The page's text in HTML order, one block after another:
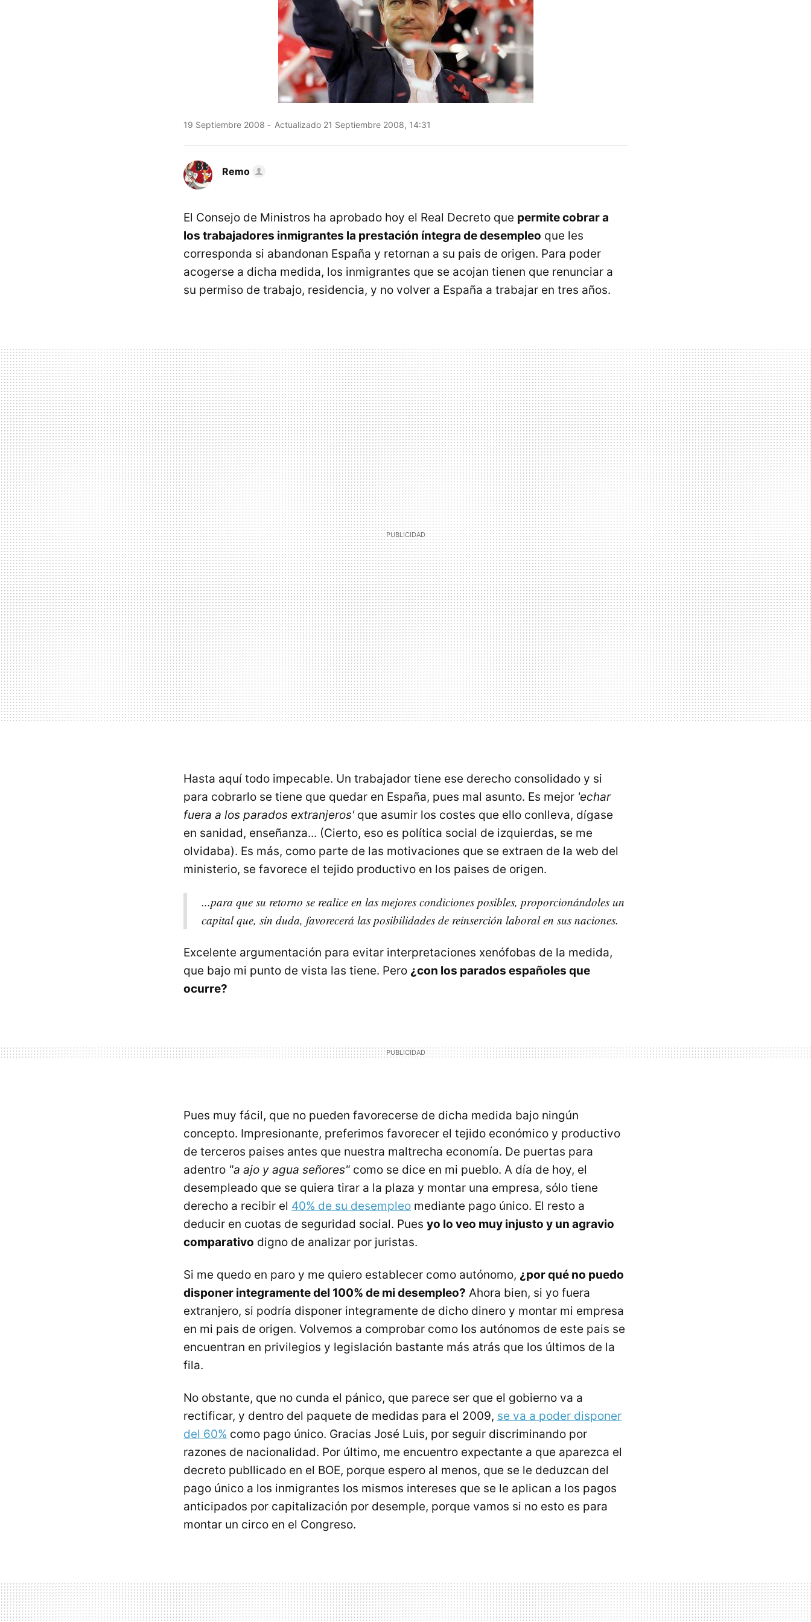
19 Septiembre 2008 Actualizado 21 Septiembre 2008, 14:31
Remo
El Consejo de Ministros ha aprobado hoy el Real Decreto que permite cobrar a
los trabajadores inmigrantes la prestación íntegra de desempleo que les
corresponda si abandonan España y retornan a su pais de origen. Para poder
acogerse a dicha medida, los inmigrantes que se acojan tienen que renunciar a
su permiso de trabajo, residencia, y no volver a España a trabajar en tres años.
Hasta aquí todo impecable. Un trabajador tiene ese derecho consolidado y si
para cobrarlo se tiene que quedar en España, pues mal asunto. Es mejor 'echar
fuera a los parados extranjeros'que asumir los costes que ello conlleva, dígase
en sanidad, enseñanza... (Cierto, eso es política social de izquierdas, se me
olvidaba). Es más, como parte de las motivaciones que se extraen de la web del
ministerio, se favorece el tejido productivo en los paises de origen.
...para que su retorno se realice en las mejores condiciones posibles, proporcionándoles un
capital que, sin duda, favorecerá las posibilidades de reinserción laboral en sus naciones.
Excelente argumentación para evitar interpretaciones xenófobas de la medida,
que bajo mi punto de vista las tiene. Pero ¿con los parados españoles que
ocurre?
Pues muy fácil, que no pueden favorecerse de dicha medida bajo ningún
concepto. Impresionante, preferimos favorecer el tejido económico y productivo
de terceros paises antes que nuestra maltrecha economía. De puertas para
adentro "a ajo y agua señores" como se dice en mi pueblo. A día de hoy, el
desempleado que se quiera tirar a la plaza y montar una empresa, sólo tiene
derecho a recibir el 40% de su desempleo mediante pago único. El resto a
deducir en cuotas de seguridad social. Pues yo lo veo muy injusto y un agravio
comparativo digno de analizar por juristas.
Si me quedo en paro y me quiero establecer como autónomo, ¿por qué no puedo
disponer integramente del 100% de mi desempleo? Ahora bien, si yo fuera
extranjero, si podría disponer integramente de dicho dinero y montar mi empresa
en mi pais de origen. Volvemos a comprobar como los autónomos de este pais se
encuentran en privilegios y legislación bastante más atrás que los últimos de la
fila.
No obstante, que no cunda el pánico, que parece ser que el gobierno va a
rectificar, y dentro del paquete de medidas para el 2009, se va a poder disponer
del 60% como pago único. Gracias José Luis, por seguir discriminando por
razones de nacionalidad. Por último, me encuentro expectante a que aparezca el
decreto publlicado en el BOE, porque espero al menos, que se le deduzcan del
pago único a los inmigrantes los mismos intereses que se le aplican a los pagos
anticipados por capitalización por desemple, porque vamos si no esto es para
montar un circo en el Congreso.